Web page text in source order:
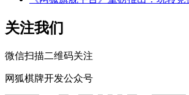
关注我们
微信扫描二维码关注
网狐棋牌开发公众号